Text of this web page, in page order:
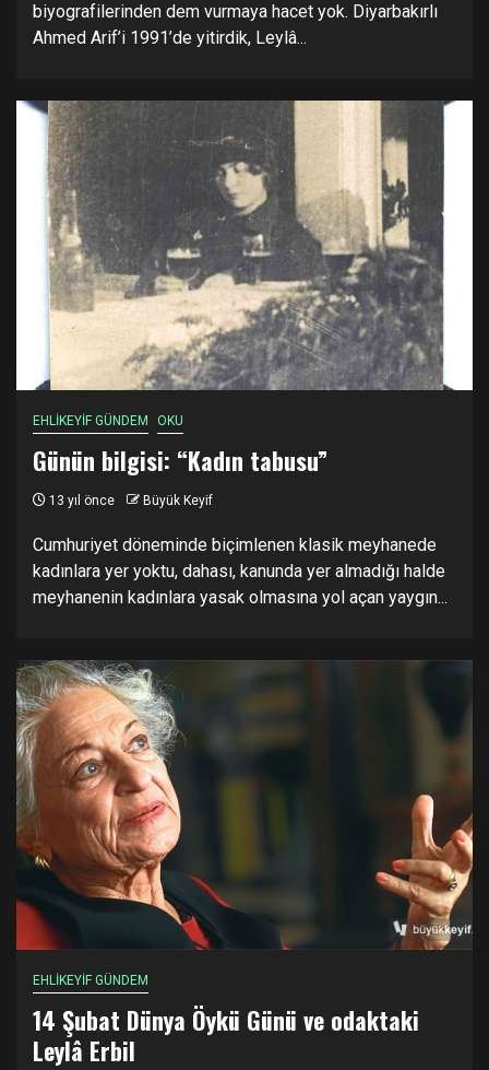
biyografilerinden dem vurmaya hacet yok. Diyarbakırlı
Ahmed Arif’i 1991’de yitirdik, Leylâ...
EHLİKEYİF GÜNDEM OKU
Günün bilgisi: “Kadın tabusu”
13 yıl önce Büyük Keyif
Cumhuriyet döneminde biçimlenen klasik meyhanede
kadınlara yer yoktu, dahası, kanunda yer almadığı halde
meyhanenin kadınlara yasak olmasına yol açan yaygın...
EHLİKEYİF GÜNDEM
14 Şubat Dünya Öykü Günü ve odaktaki
Leylâ Erbil